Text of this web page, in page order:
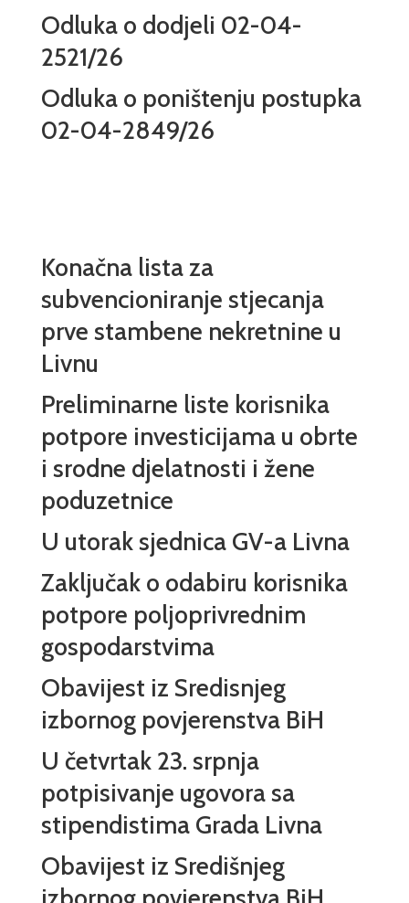
Odluka o dodjeli 02-04-
2521/26
Odluka o poništenju postupka
02-04-2849/26
Konačna lista za
subvencioniranje stjecanja
prve stambene nekretnine u
Livnu
Preliminarne liste korisnika
potpore investicijama u obrte
i srodne djelatnosti i žene
poduzetnice
U utorak sjednica GV-a Livna
Zaključak o odabiru korisnika
potpore poljoprivrednim
gospodarstvima
Obavijest iz Sredisnjeg
izbornog povjerenstva BiH
U četvrtak 23. srpnja
potpisivanje ugovora sa
stipendistima Grada Livna
Obavijest iz Središnjeg